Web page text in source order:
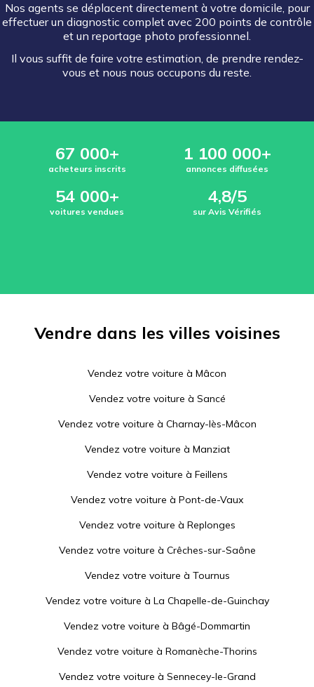
Nos agents se déplacent directement à votre domicile, pour
effectuer un diagnostic complet avec 200 points de contrôle
et un reportage photo professionnel.
Il vous suffit de faire votre estimation, de prendre rendez-
vous et nous nous occupons du reste.
67 000+
acheteurs inscrits
1 100 000+
annonces diffusées
54 000+
voitures vendues
4,8/5
sur Avis Vérifiés
Vendre dans les villes voisines
Vendez votre voiture à Mâcon
Vendez votre voiture à Sancé
Vendez votre voiture à Charnay-lès-Mâcon
Vendez votre voiture à Manziat
Vendez votre voiture à Feillens
Vendez votre voiture à Pont-de-Vaux
Vendez votre voiture à Replonges
Vendez votre voiture à Crêches-sur-Saône
Vendez votre voiture à Tournus
Vendez votre voiture à La Chapelle-de-Guinchay
Vendez votre voiture à Bâgé-Dommartin
Vendez votre voiture à Romanèche-Thorins
Vendez votre voiture à Sennecey-le-Grand